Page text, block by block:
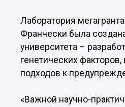
Лаборатория
Франчески была
университета –
генетических
подходов к
«Важной научно-